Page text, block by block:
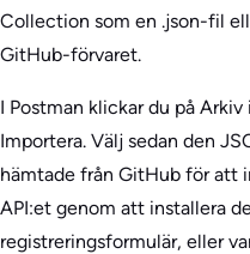
Collection som en .json-fil
GitHub-förvaret.
I Postman klickar du på
Importera. Välj sedan den
hämtade från GitHub för att
API:et genom att installera
registreringsformulär, eller